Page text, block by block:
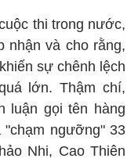
thi trong nước,
nhận và cho rằng,
sự chênh lệch
lớn. Thậm chí,
luận gọi tên hàng
"chạm ngưỡng" 33
Nhi, Cao Thiên